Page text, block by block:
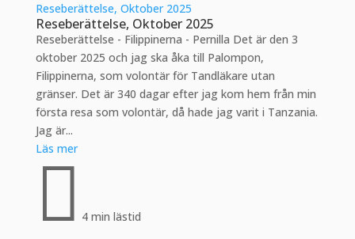
Reseberättelse, Oktober 2025
Reseberättelse, Oktober 2025
Reseberättelse - Filippinerna - Pernilla Det är den 3
oktober 2025 och jag ska åka till Palompon,
Filippinerna, som volontär för Tandläkare utan
gränser. Det är 340 dagar efter jag kom hem från min
första resa som volontär, då hade jag varit i Tanzania.
Jag är...
Läs mer
 4 min lästid